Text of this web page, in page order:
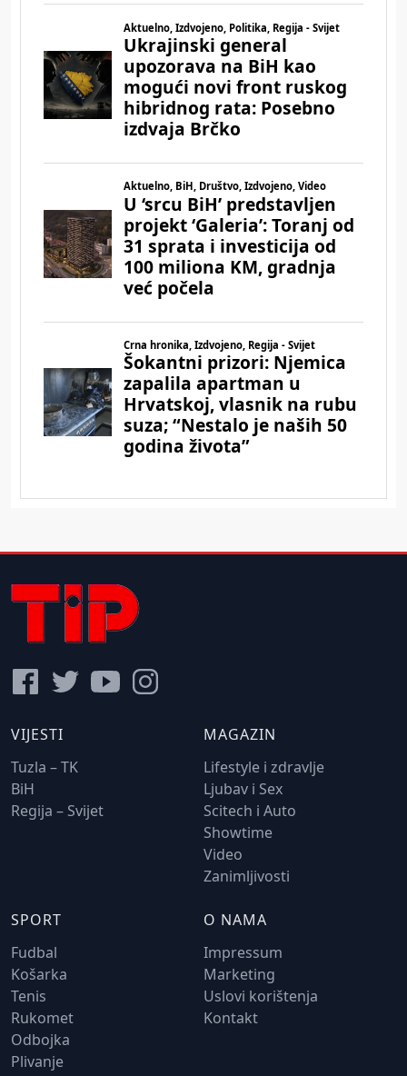
VIJESTI
Tuzla – TK
BiH
Regija – Svijet
MAGAZIN
Lifestyle i zdravlje
Ljubav i Sex
Scitech i Auto
Showtime
Video
Zanimljivosti
SPORT
Fudbal
Košarka
Tenis
Rukomet
Odbojka
Plivanje
O NAMA
Impressum
Marketing
Uslovi korištenja
Kontakt